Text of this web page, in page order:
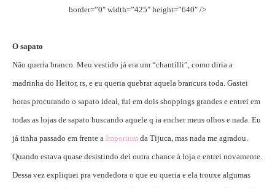
border=”0″ width=”425″ height=”640″ />
O sapato
Não queria branco. Meu vestido já era um “chantilli”, como diria a
madrinha do Heitor, rs, e eu queria quebrar aquela brancura toda. Gastei
horas procurando o sapato ideal, fui em dois shoppings grandes e entrei em
todas as lojas de sapato buscando aquele q ia encher meus olhos e nada. Eu
já tinha passado em frente a Imporium da Tijuca, mas nada me agradou.
Quando estava quase desistindo dei outra chance à loja e entrei novamente.
Dessa vez expliquei pra vendedora o que eu queria e ela trouxe algumas